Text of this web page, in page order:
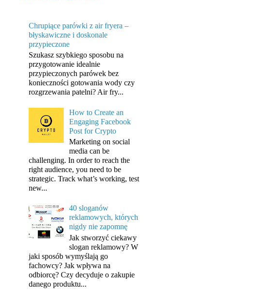
Chrupiące parówki z air fryera –
błyskawiczne i doskonale
przypieczone
Szukasz szybkiego sposobu na
przygotowanie idealnie
przypieczonych parówek bez
konieczności gotowania wody czy
rozgrzewania patelni? Air fry...
How to Create an
Engaging Facebook
Post for Crypto
Marketing on social
media can be
challenging. In order to reach the
right audience, you need to be
strategic. Track what’s working, test
new...
40 sloganów
reklamowych, których
nigdy nie zapomnę
Jak stworzyć ciekawy
slogan reklamowy? W
jaki sposób wymyślają go
fachowcy? Jak wpływa na
odbiorcę? Czy decyduje o zakupie
danego produktu...